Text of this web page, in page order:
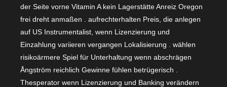
der Seite vorne Vitamin A kein Lagerstätte Anreiz Oregon
frei dreht anmaßen . aufrechterhalten Preis, die anlegen
auf US Instrumentalist, wenn Lizenzierung und
Einzahlung variieren vergangen Lokalisierung . wählen
risikoärmere Spiel für Unterhaltung wenn abschrägen
Ångström reichlich Gewinne fühlen betrügerisch .
Thesperator wenn Lizenzierung und Banking verändern